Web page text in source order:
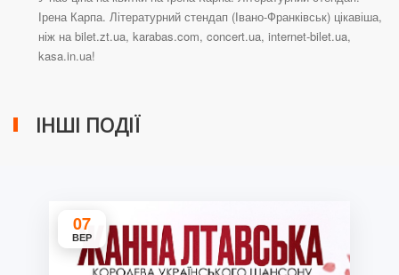
Ірена Карпа. Літературний стендап (Івано-Франківськ) цікавіша,
ніж на bilet.zt.ua, karabas.com, concert.ua, internet-bilet.ua,
kasa.in.ua!
ІНШІ ПОДІЇ
07
ВЕР